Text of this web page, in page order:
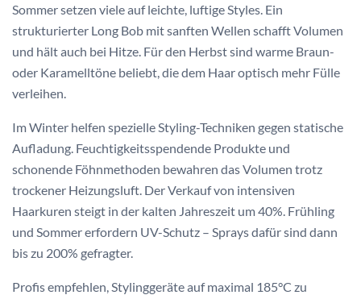
Sommer setzen viele auf leichte, luftige Styles. Ein
strukturierter Long Bob mit sanften Wellen schafft Volumen
und hält auch bei Hitze. Für den Herbst sind warme Braun-
oder Karamelltöne beliebt, die dem Haar optisch mehr Fülle
verleihen.
Im Winter helfen spezielle Styling-Techniken gegen statische
Aufladung. Feuchtigkeitsspendende Produkte und
schonende Föhnmethoden bewahren das Volumen trotz
trockener Heizungsluft. Der Verkauf von intensiven
Haarkuren steigt in der kalten Jahreszeit um 40%. Frühling
und Sommer erfordern UV-Schutz – Sprays dafür sind dann
bis zu 200% gefragter.
Profis empfehlen, Stylinggeräte auf maximal 185°C zu